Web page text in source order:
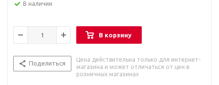
В наличии
В корзину
Поделиться
Цена действительна только для интернет-
магазина и может отличаться от цен в
розничных магазинах